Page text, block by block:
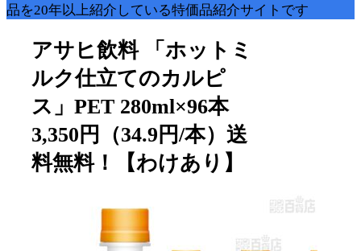
品を20年以上紹介している特価品紹介サイトです
アサヒ飲料 「ホットミ
ルク仕立てのカルピ
ス」PET 280ml×96本
3,350円（34.9円/本）送
料無料！【わけあり】